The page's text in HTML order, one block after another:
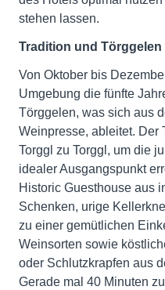
stehen lassen.
Tradition und Törggelen
Von Oktober bis
Umgebung die fünfte
Törggelen, was sich aus
Weinpresse, ableitet. Der
Torggl zu Torggl, um die
idealer Ausgangspunkt
Historic Guesthouse aus
Schenken, urige
zu einer gemütlichen
Weinsorten sowie
oder Schlutzkrapfen aus
Gerade mal 40 Minuten